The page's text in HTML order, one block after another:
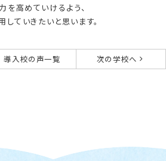
高めていけるよう、
していきたいと思います。
導入校の声一覧 次の学校へ